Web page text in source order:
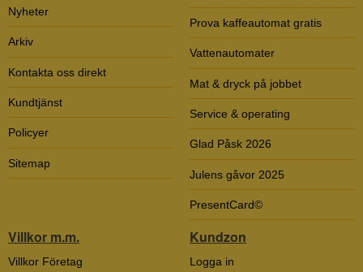
Nyheter
Arkiv
Kontakta oss direkt
Kundtjänst
Policyer
Sitemap
Prova kaffeautomat gratis
Vattenautomater
Mat & dryck på jobbet
Service & operating
Glad Påsk 2026
Julens gåvor 2025
PresentCard©
Villkor m.m.
Villkor Företag
Kundzon
Logga in